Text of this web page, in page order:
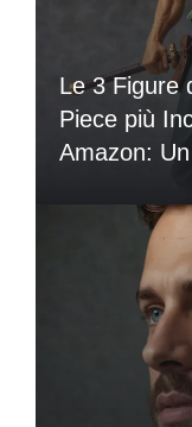
Le 3 Figure
Piece più
Amazon: